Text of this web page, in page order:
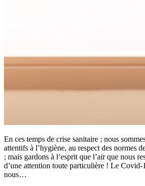
En ces temps de crise sanitaire ; nous
attentifs à l’hygiène, au respect des normes
; mais gardons à l’esprit que l’air que nous
d’une attention toute particulière ! Le
nous…